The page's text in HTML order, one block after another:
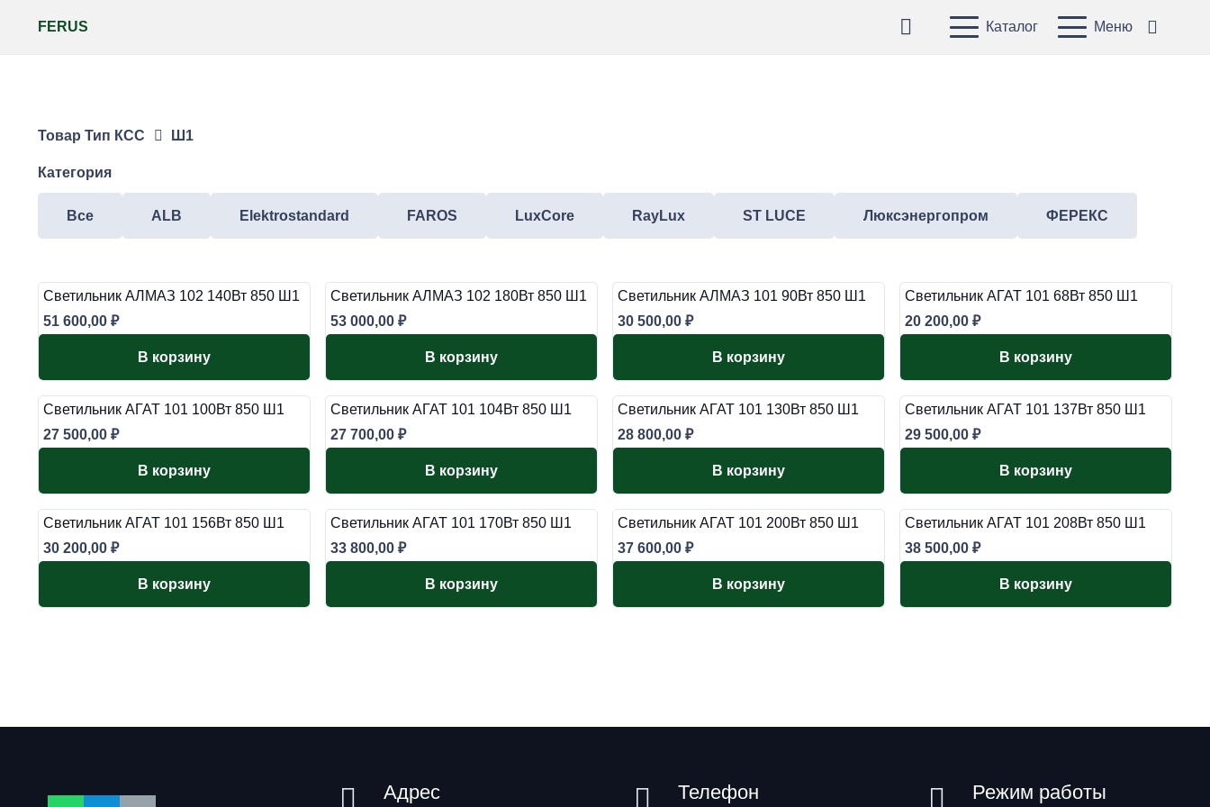
FERUS Каталог Меню
Товар Тип КСС Ш1
Категория
Все ALB Elektrostandard FAROS LuxCore RayLux ST LUCE Люксэнергопром ФЕРЕКС
Светильник АЛМАЗ 102 140Вт 850 Ш1
51 600,00 ₽
В корзину
Светильник АЛМАЗ 102 180Вт 850 Ш1
53 000,00 ₽
В корзину
Светильник АЛМАЗ 101 90Вт 850 Ш1
30 500,00 ₽
В корзину
Светильник АГАТ 101 68Вт 850 Ш1
20 200,00 ₽
В корзину
Светильник АГАТ 101 100Вт 850 Ш1
27 500,00 ₽
В корзину
Светильник АГАТ 101 104Вт 850 Ш1
27 700,00 ₽
В корзину
Светильник АГАТ 101 130Вт 850 Ш1
28 800,00 ₽
В корзину
Светильник АГАТ 101 137Вт 850 Ш1
29 500,00 ₽
В корзину
Светильник АГАТ 101 156Вт 850 Ш1
30 200,00 ₽
В корзину
Светильник АГАТ 101 170Вт 850 Ш1
33 800,00 ₽
В корзину
Светильник АГАТ 101 200Вт 850 Ш1
37 600,00 ₽
В корзину
Светильник АГАТ 101 208Вт 850 Ш1
38 500,00 ₽
В корзину
Адрес Телефон Режим работы